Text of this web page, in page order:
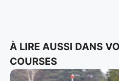
À LIRE AUSSI DANS
COURSES